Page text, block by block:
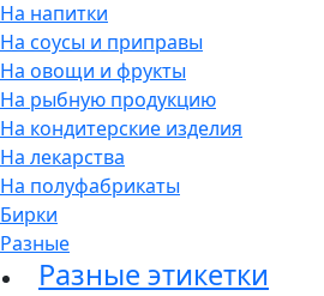
На напитки
На соусы и приправы
На овощи и фрукты
На рыбную продукцию
На кондитерские изделия
На лекарства
На полуфабрикаты
Бирки
Разные
Разные этикетки